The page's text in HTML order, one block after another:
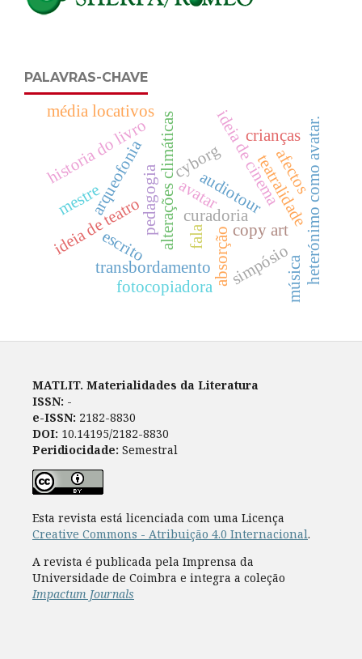
PALAVRAS-CHAVE
escrito
arqueofonia curadoria
alterações climáticas audiotour
ideia de teatro
ideia de cinema
absorção
teatralidade
transbordamento
historia do livro
avatar
cyborg heterónimo como avatar.
fotocopiadora
copy art
média locativos
crianças
simpósio
pedagogia afectos
mestre
música
fala
MATLIT. Materialidades da Literatura
ISSN: -
e-ISSN: 2182-8830
DOI: 10.14195/2182-8830
Peridiocidade: Semestral
Esta revista está licenciada com uma Licença
Creative Commons - Atribuição 4.0 Internacional.
A revista é publicada pela Imprensa da
Universidade de Coimbra e integra a coleção
Impactum Journals